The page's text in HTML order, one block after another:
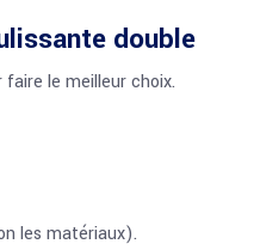
double
le meilleur choix.
les matériaux).